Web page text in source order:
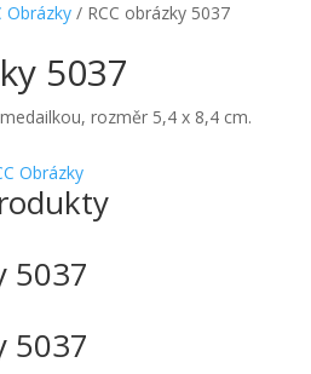
Obrázky/ RCC obrázky 5037
5037
rozměr 5,4 x 8,4 cm.
Obrázky
5037
5037